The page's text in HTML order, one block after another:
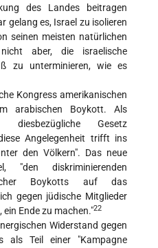
des Landes beitragen
gelang es, Israel zu isolieren
seinen meisten natürlichen
aber, die israelische
zu unterminieren, wie es
Kongress amerikanischen
arabischen Boykott. Als
Gesetz
Angelegenheit trifft ins
den Völkern". Das neue
diskriminierenden
Boykotts auf das
gegen jüdische Mitglieder
Ende zu machen."22
Widerstand gegen
als Teil einer "Kampagne